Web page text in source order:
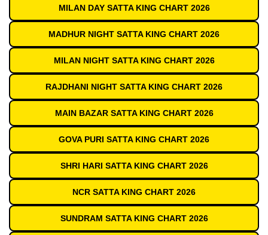
MILAN DAY SATTA KING CHART 2026
MADHUR NIGHT SATTA KING CHART 2026
MILAN NIGHT SATTA KING CHART 2026
RAJDHANI NIGHT SATTA KING CHART 2026
MAIN BAZAR SATTA KING CHART 2026
GOVA PURI SATTA KING CHART 2026
SHRI HARI SATTA KING CHART 2026
NCR SATTA KING CHART 2026
SUNDRAM SATTA KING CHART 2026